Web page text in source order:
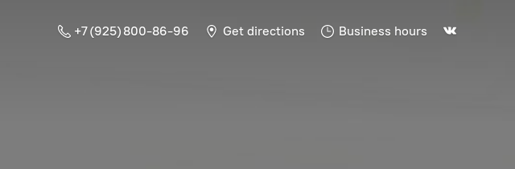
+7 (925) 800-86-96 Get directions Business hours